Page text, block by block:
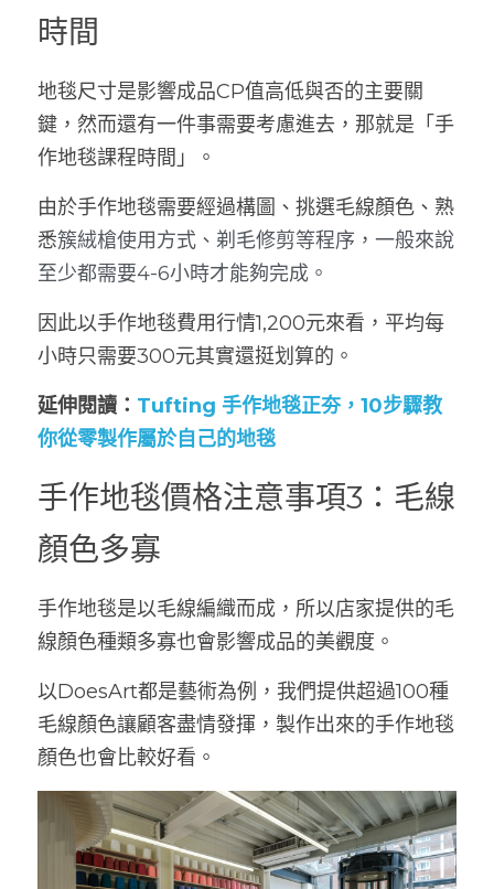
時間
地毯尺寸是影響成品CP值高低與否的主要關
鍵，然而還有一件事需要考慮進去，那就是「手
作地毯課程時間」。
由於手作地毯需要經過構圖、挑選毛線顏色、熟
悉簇絨槍使用方式、剃毛修剪等程序，一般來說
至少都需要4-6小時才能夠完成。
因此以手作地毯費用行情1,200元來看，平均每
小時只需要300元其實還挺划算的。
延伸閱讀： Tufting 手作地毯正夯，10步驟教
你從零製作屬於自己的地毯
手作地毯價格注意事項3：毛線
顏色多寡
手作地毯是以毛線編織而成，所以店家提供的毛
線顏色種類多寡也會影響成品的美觀度。
以DoesArt都是藝術為例，我們提供超過100種
毛線顏色讓顧客盡情發揮，製作出來的手作地毯
顏色也會比較好看。